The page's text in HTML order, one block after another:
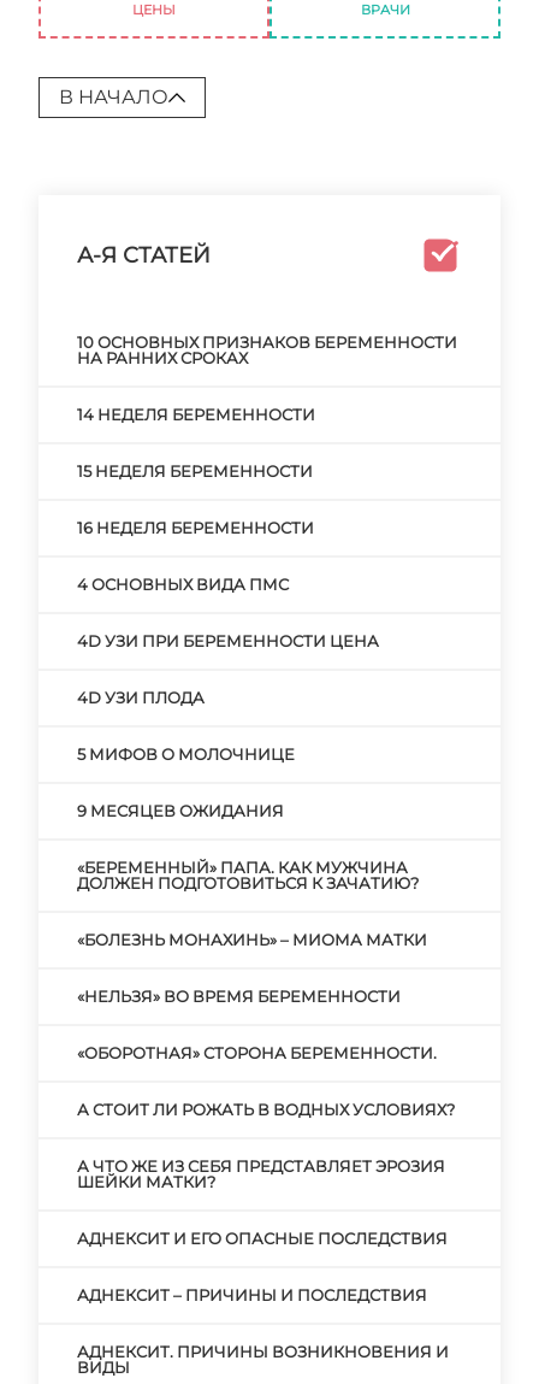
ЦЕНЫ ВРАЧИ
В НАЧАЛО
А-Я СТАТЕЙ
10 ОСНОВНЫХ ПРИЗНАКОВ БЕРЕМЕННОСТИ
НА РАННИХ СРОКАХ
14 НЕДЕЛЯ БЕРЕМЕННОСТИ
15 НЕДЕЛЯ БЕРЕМЕННОСТИ
16 НЕДЕЛЯ БЕРЕМЕННОСТИ
4 ОСНОВНЫХ ВИДА ПМС
4D УЗИ ПРИ БЕРЕМЕННОСТИ ЦЕНА
4D УЗИ ПЛОДА
5 МИФОВ О МОЛОЧНИЦЕ
9 МЕСЯЦЕВ ОЖИДАНИЯ
«БЕРЕМЕННЫЙ» ПАПА. КАК МУЖЧИНА
ДОЛЖЕН ПОДГОТОВИТЬСЯ К ЗАЧАТИЮ?
«БОЛЕЗНЬ МОНАХИНЬ» – МИОМА МАТКИ
«НЕЛЬЗЯ» ВО ВРЕМЯ БЕРЕМЕННОСТИ
«ОБОРОТНАЯ» СТОРОНА БЕРЕМЕННОСТИ.
А СТОИТ ЛИ РОЖАТЬ В ВОДНЫХ УСЛОВИЯХ?
А ЧТО ЖЕ ИЗ СЕБЯ ПРЕДСТАВЛЯЕТ ЭРОЗИЯ
ШЕЙКИ МАТКИ?
АДНЕКСИТ И ЕГО ОПАСНЫЕ ПОСЛЕДСТВИЯ
АДНЕКСИТ – ПРИЧИНЫ И ПОСЛЕДСТВИЯ
АДНЕКСИТ. ПРИЧИНЫ ВОЗНИКНОВЕНИЯ И
ВИДЫ